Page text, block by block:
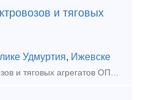
и тяговых
Удмуртия, Ижевске
Продаем Оси для электровозов и тяговых агрегатов ОПЭ1, ПЭ-2У, ВЛ, ЭП, НП1, НПМ2 Ось 8ТН.205.792 Ось 810.205.792 Ось электровоза ОПЭ Ось электровоза ПЭ2М Ось 8ТЛ.205.070 Ось 8